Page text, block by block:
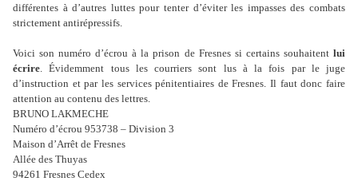
différentes à d’autres luttes pour tenter d’éviter les impasses des combats
strictement antirépressifs.
Voici son numéro d’écrou à la prison de Fresnes si certains souhaitent lui
écrire. Évidemment tous les courriers sont lus à la fois par le juge
d’instruction et par les services pénitentiaires de Fresnes. Il faut donc faire
attention au contenu des lettres.
BRUNO LAKMECHE
Numéro d’écrou 953738 – Division 3
Maison d’Arrêt de Fresnes
Allée des Thuyas
94261 Fresnes Cedex